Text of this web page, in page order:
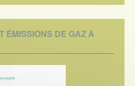
ÉMISSIONS DE GAZ À